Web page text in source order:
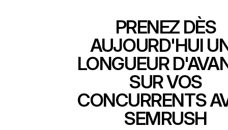
PRENEZ DÈS
AUJOURD'HUI
LONGUEUR
SUR VOS
CONCURRENTS
SEMRUSH